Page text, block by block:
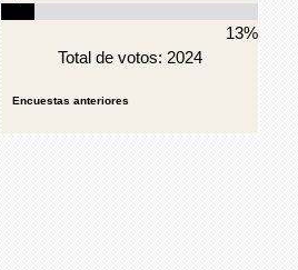
13%
Total de votos: 2024
Encuestas anteriores